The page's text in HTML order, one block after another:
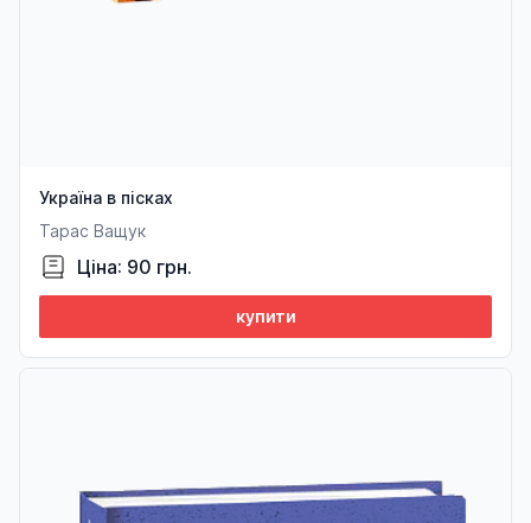
Україна в пісках
Тарас Ващук
Ціна: 90 грн.
купити